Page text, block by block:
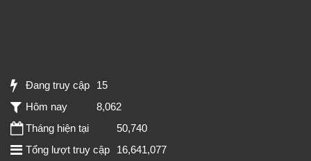
Đang truy cập
15
Hôm nay
8,062
Tháng hiện tại
50,740
Tổng lượt truy cập
16,641,077